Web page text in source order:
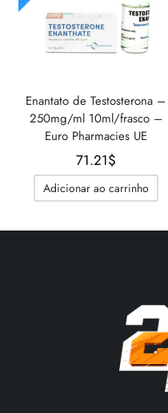
Enantato de Testosterona –
250mg/ml 10ml/frasco –
Euro Pharmacies UE
71.21$
Adicionar ao carrinho